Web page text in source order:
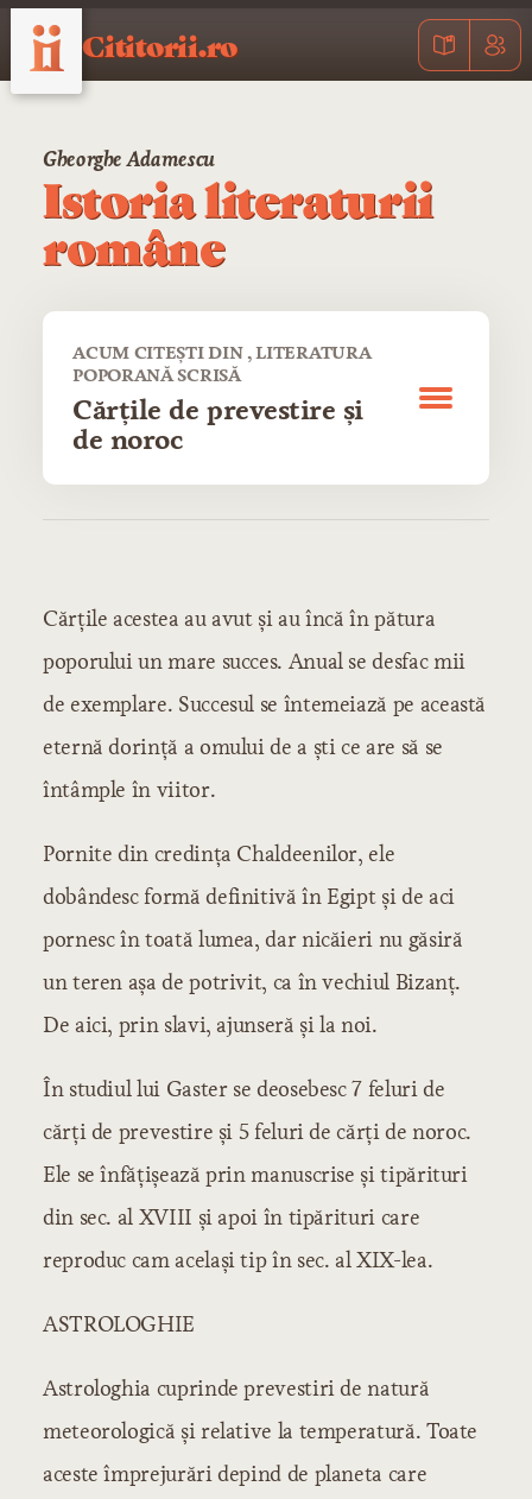
Cititorii.ro
Gheorghe Adamescu
Istoria literaturii
române
ACUM CITEȘTI DIN , LITERATURA
POPORANĂ SCRISĂ
Cărţile de prevestire şi
de noroc
Literatura poporană
Literatura poporană orală
Producţiuni de natură didactică
Capitolul 1: Producţiuni de natură
Producţiuni de natură epică
Cărţile de prevestire şi de noroc
Literatura religioasă
Literatura cultă
Literatura veche
Secolul XVI
Secolul XVII
Secolul XVIII
Secolul XVI
Secolul XVII
George Şincai
Petru Maior
Budai-Deleanu
Cărţile acestea au avut şi au încă în pătura
poporului un mare succes. Anual se desfac mii
de exemplare. Succesul se întemeiază pe această
eternă dorinţă a omului de a şti ce are să se
întâmple în viitor.
Pornite din credinţa Chaldeenilor, ele
dobândesc formă definitivă în Egipt şi de aci
pornesc în toată lumea, dar nicăieri nu găsiră
un teren aşa de potrivit, ca în vechiul Bizanţ.
De aici, prin slavi, ajunseră şi la noi.
În studiul lui Gaster se deosebesc 7 feluri de
cărţi de prevestire şi 5 feluri de cărţi de noroc.
Ele se înfăţişează prin manuscrise şi tipărituri
din sec. al XVIII şi apoi în tipărituri care
reproduc cam acelaşi tip în sec. al XIX-lea.
ASTROLOGHIE
Astrologhia cuprinde prevestiri de natură
meteorologică şi relative la temperatură. Toate
aceste împrejurări depind de planeta care